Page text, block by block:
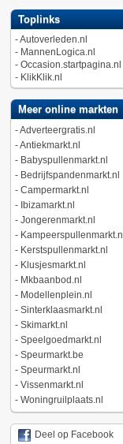
Toplinks
-Autoverleden.nl
- MannenLogica.nl
- Occasion.startpagina.nl
- KlikKlik.nl
Meer online markten
-Adverteergratis.nl
-Antiekmarkt.nl
- Babyspullenmarkt.nl
- Bedrijfspandenmarkt.nl
- Campermarkt.nl
- Ibizamarkt.nl
- Jongerenmarkt.nl
- Kampeerspullenmarkt.nl
- Kerstspullenmarkt.nl
- Klusjesmarkt.nl
- Mkbaanbod.nl
- Modellenplein.nl
- Sinterklaasmarkt.nl
- Skimarkt.nl
- Speelgoedmarkt.nl
- Speurmarkt.be
- Speurmarkt.nl
- Vissenmarkt.nl
- Woningruilplaats.nl
Deel op Facebook